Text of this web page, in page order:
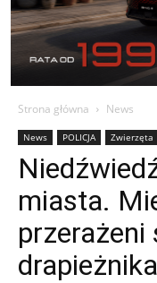
Strona główna News
News POLICJA Zwierzęta
miasta.
przerażeni